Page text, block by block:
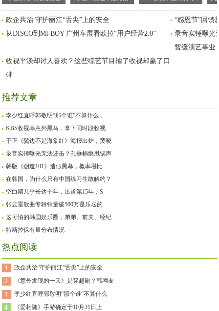
击？孔垂楠继甩锅声明
后连夜宣布暂缓演艺事
业
红》海报出炉，黄晓明
颜值回归，佘诗曼像配
角
拿下同时段收视冠军，
你有追哪部韩剧？
谁”
政企共治 守护丽江“舌尖”上的安全
“感恩节”回馈
​从DISCO到MI BOY 广州车展看欧拉“用户经营2.0”
录音实锤曝光
暂缓演艺事业
收视平淡却讨人喜欢？这些综艺节目输了收视却赢了口
碑
推荐文章
李少红直呼郭敬明“那个谁”不算什么，
KBS收视率意外黑马，拿下同时段收视
于正《鬓边不是海棠红》海报出炉，黄晓
录音实锤曝光无法还击？孔垂楠继甩锅声
韩版《创造101》造假黑幕，概率堪比
在韩国，为什么只有中国练习生敢解约？
空白期几乎长达十年，出道第15年，S
张云雷歌曲专辑销量破500万是乐坛的
这可怕的韩国娱乐圈，弟弟、前夫、经纪
特斯拉保有量分布情况
热点阅读
政企共治 守护丽江“舌尖”上的安全
《意外发现的一天》是穿越剧？韩网友
李少红直呼郭敬明“那个谁”不算什么
《爱相随》手游确定于10月31日上